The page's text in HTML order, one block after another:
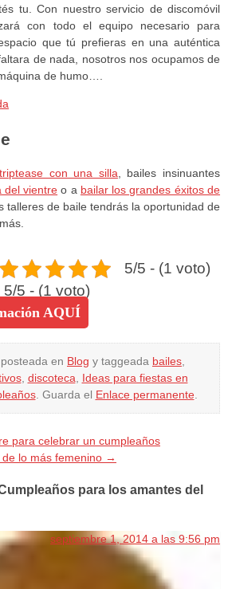
tu. Con nuestro servicio de discomóvil
con todo el equipo necesario para
que tú prefieras en una auténtica
de nada, nosotros nos ocupamos de
de humo….
con una silla, bailes insinuantes
del vientre o a bailar los grandes éxitos de
talleres de baile tendrás la oportunidad de
5/5 - (1 voto)
5/5 - (1 voto)
AQUÍ
en Blog y taggeada bailes,
, discoteca, Ideas para fiestas en
. Guarda el Enlace permanente.
para celebrar un cumpleaños
lo más femenino →
para los amantes del
septiembre 1, 2014 a las 9:56 pm